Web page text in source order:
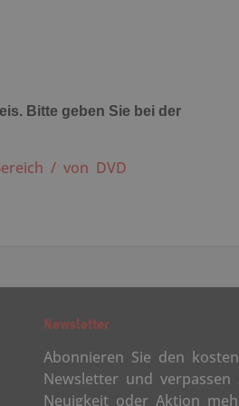
Bitte geben Sie bei der
/ von DVD
Newsletter
Abonnieren Sie den
Newsletter und verpassen
Neuigkeit oder Aktion